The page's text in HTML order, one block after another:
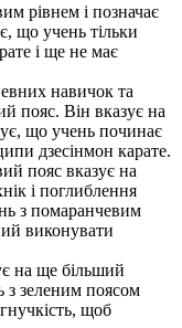
рівнем і позначає
що учень тільки
і ще не має
навичок та
пояс. Він вказує на
що учень починає
дзесінмон карате.
пояс вказує на
і поглиблення
з помаранчевим
виконувати
на ще більший
з зеленим поясом
щоб